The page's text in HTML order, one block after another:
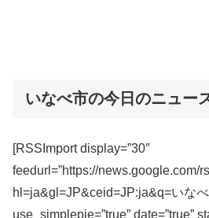
いなべ市の今日のニュー
[RSSImport display=”30″
feedurl=”https://news.google.com/
hl=ja&gl=JP&ceid=JP:ja&q=いなべ
use_simplepie=”true” date=”true”